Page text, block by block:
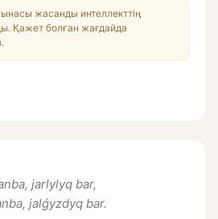
жасанды интеллекттің
Қажет болған жағдайда
jarlylyq bar,
jalǵyzdyq bar.